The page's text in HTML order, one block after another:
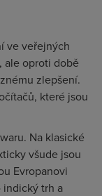
ve veřejných
ale oproti době
zlepšení.
které jsou
Na klasické
všude jsou
Evropanovi
trh a